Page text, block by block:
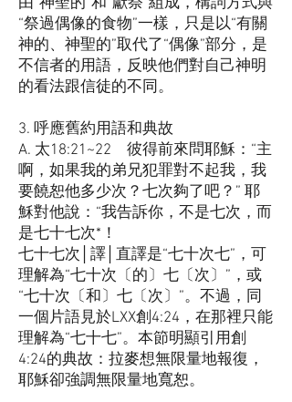
由“神聖的”和“獻祭”組成，構詞方式與
“祭過偶像的食物”一樣，只是以“有關
神的、神聖的”取代了“偶像”部分，是
不信者的用語，反映他們對自己神明
的看法跟信徒的不同。
3. 呼應舊約用語和典故
A. 太18:21~22 彼得前來問耶穌：“主
啊，如果我的弟兄犯罪對不起我，我
要饒恕他多少次？七次夠了吧？” 耶
穌對他說：“我告訴你，不是七次，而
是七十七次*！
七十七次│譯│直譯是“七十次七”，可
理解為“七十次〔的〕七〔次〕”，或
“七十次〔和〕七〔次〕”。不過，同
一個片語見於LXX創4:24，在那裡只能
理解為“七十七”。本節明顯引用創
4:24的典故：拉麥想無限量地報復，
耶穌卻強調無限量地寬恕。